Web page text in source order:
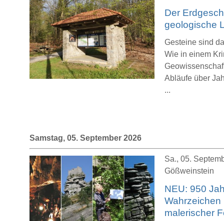
Der
geologische
Gesteine sind
Wie in einem
Abläufe über
...
Samstag, 05. September 2026
Sa., 05.
Gößweinstein
NEU: 950
Wahrzeichen
malerischer